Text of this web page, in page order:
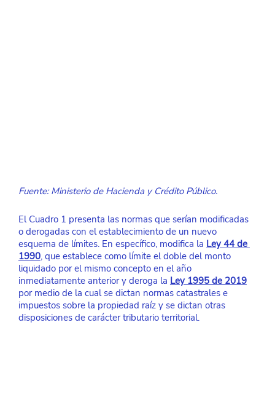
Fuente: Ministerio de Hacienda y Crédito Público.
El Cuadro 1 presenta las normas que serían modificadas
o derogadas con el establecimiento de un nuevo
esquema de límites. En específico, modifica la Ley 44 de
1990, que establece como límite el doble del monto
liquidado por el mismo concepto en el año
inmediatamente anterior y deroga la Ley 1995 de 2019
por medio de la cual se dictan normas catastrales e
impuestos sobre la propiedad raíz y se dictan otras
disposiciones de carácter tributario territorial.